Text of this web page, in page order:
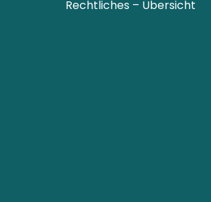
Rechtliches – Übersicht